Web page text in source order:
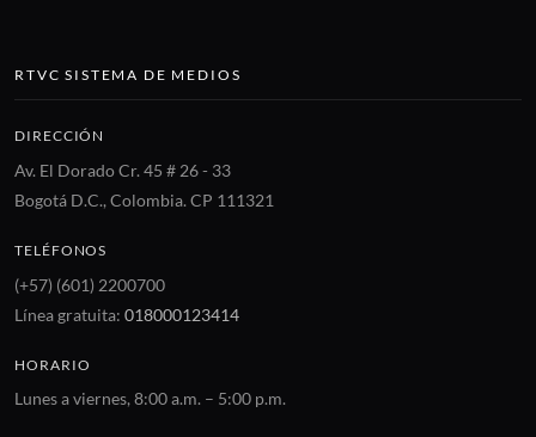
RTVC SISTEMA DE MEDIOS
DIRECCIÓN
Av. El Dorado Cr. 45 # 26 - 33
Bogotá D.C., Colombia. CP 111321
TELÉFONOS
(+57) (601) 2200700
Línea gratuita: 018000123414
HORARIO
Lunes a viernes, 8:00 a.m. – 5:00 p.m.